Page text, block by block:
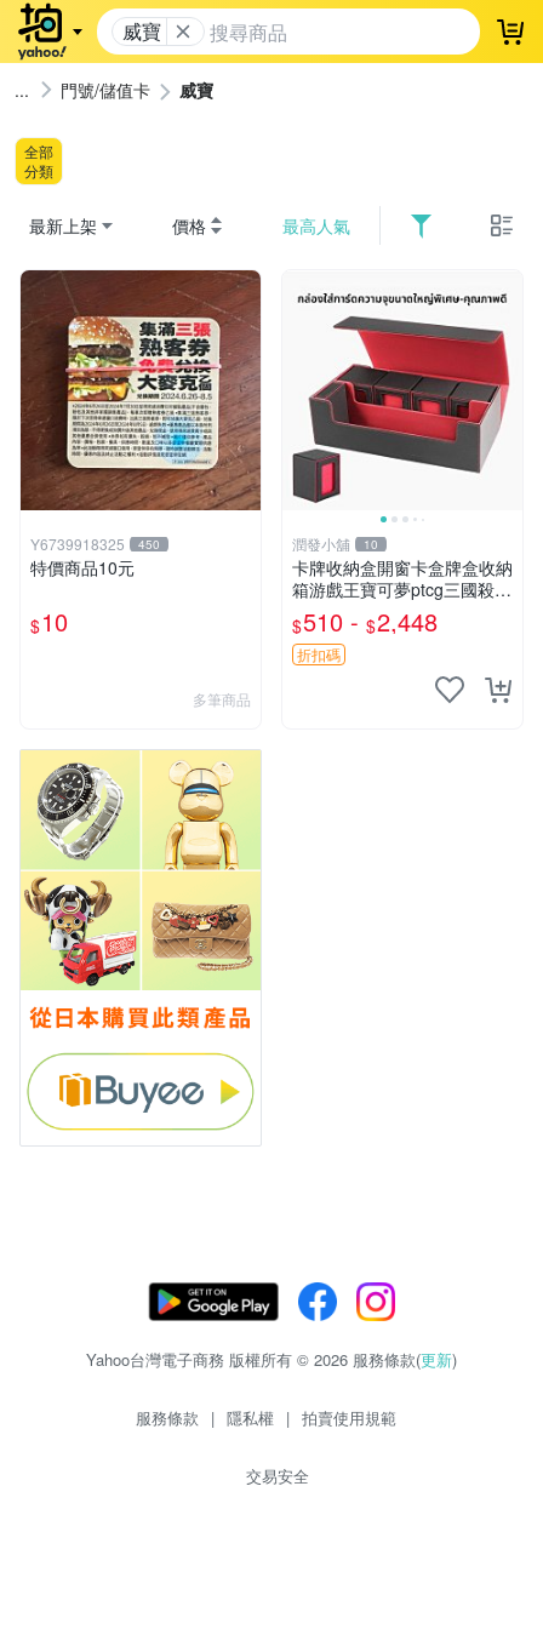
威寶 登
門號/儲值卡 威寶
全部
分類
最新上架 價格 最高人氣
Y6739918325 450
特價商品10元
$10
多筆商品
潤發小舖 10
卡牌收納盒開窗卡盒牌盒收納
箱游戲王寶可夢ptcg三國殺海
賊王dtcg
$510 - $2,448
折扣碼
Yahoo台灣電子商務 版權所有 © 2026 服務條款(更新)
服務條款 | 隱私權 | 拍賣使用規範
交易安全